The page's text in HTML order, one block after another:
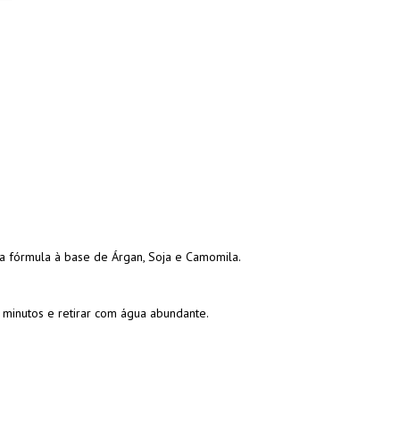
à base de Árgan, Soja e Camomila.
e retirar com água abundante.